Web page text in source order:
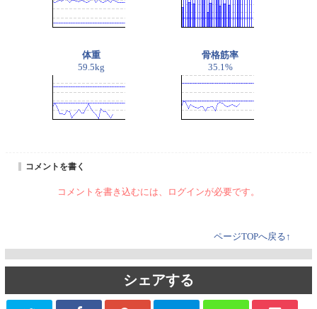
体重
59.5kg
骨格筋率
35.1%
コメントを書く
コメントを書き込むには、ログインが必要です。
ページTOPへ戻る↑
シェアする